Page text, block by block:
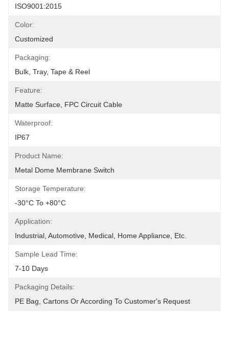
ISO9001:2015
Color:
Customized
Packaging:
Bulk, Tray, Tape & Reel
Feature:
Matte Surface, FPC Circuit Cable
Waterproof:
IP67
Product Name:
Metal Dome Membrane Switch
Storage Temperature:
-30°C To +80°C
Application:
Industrial, Automotive, Medical, Home Appliance, Etc.
Sample Lead Time:
7-10 Days
Packaging Details:
PE Bag, Cartons Or According To Customer's Request